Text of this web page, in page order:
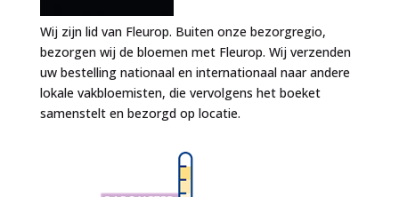
Wij zijn lid van Fleurop. Buiten onze bezorgregio,
bezorgen wij de bloemen met Fleurop. Wij verzenden
uw bestelling nationaal en internationaal naar andere
lokale vakbloemisten, die vervolgens het boeket
samenstelt en bezorgd op locatie.